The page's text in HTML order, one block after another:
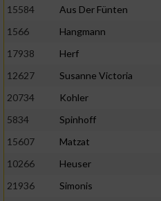
15584
Aus Der Fünten
1566
Hangmann
17938
Herf
12627
Susanne Victoria
20734
Kohler
5834
Spinhoff
15607
Matzat
10266
Heuser
21936
Simonis